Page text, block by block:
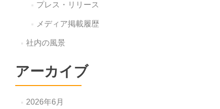
プレス・リリース
メディア掲載履歴
社内の風景
アーカイブ
2026年6月